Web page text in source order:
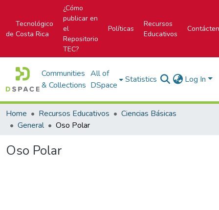
Tecnológico
de Costa Rica
¿Cómo
publicar en
el
Repositorio
TEC?
Políticas
Recursos
Educativos
Communities
& Collections
All of
DSpace
Statistics Log In
Home Recursos Educativos
Ciencias Básicas
General
Oso Polar
Oso Polar